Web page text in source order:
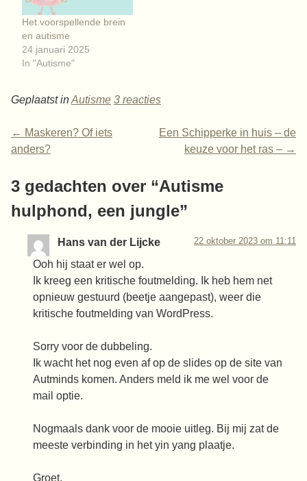
Het voorspellende brein
en autisme
24 januari 2025
In "Autisme"
Geplaatst inAutisme 3 reacties
← Maskeren? Of iets
anders?
Een Schipperke in huis – de
keuze voor het ras – →
3 gedachten over “Autisme
hulphond, een jungle”
Hans van der Lijcke 22 oktober 2023 om 11:11
Ooh hij staat er wel op.
Ik kreeg een kritische foutmelding. Ik heb hem net
opnieuw gestuurd (beetje aangepast), weer die
kritische foutmelding van WordPress.
Sorry voor de dubbeling.
Ik wacht het nog even af op de slides op de site van
Autminds komen. Anders meld ik me wel voor de
mail optie.
Nogmaals dank voor de mooie uitleg. Bij mij zat de
meeste verbinding in het yin yang plaatje.
Groet,